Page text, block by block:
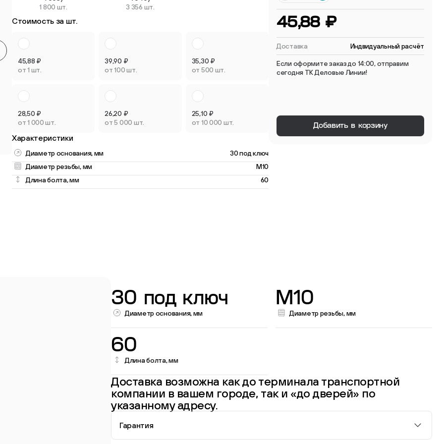
1 800 шт.
3 356 шт.
Стоимость за шт.
45,88 ₽
от 1 шт.
39,90 ₽
от 100 шт.
35,30 ₽
от 500 шт.
28,50 ₽
от 1 000 шт.
26,20 ₽
от 5 000 шт.
25,10 ₽
от 10 000 шт.
Характеристики
Диаметр основания, мм
30 под ключ
Диаметр резьбы, мм
M10
Длина болта, мм
60
45,88 ₽
Доставка Индвидуальный расчёт
Если оформите заказ до 14:00, отправим
сегодня ТК Деловые Линии!
Добавить в корзину
30 под ключ
Диаметр основания, мм
M10
Диаметр резьбы, мм
60
Длина болта, мм
Доставка возможна как до терминала транспортной
компании в вашем городе, так и «до дверей» по
указанному адресу.
Гарантия
Круглые мебельные опоры Квадратные мебельные опоры
Опоры колёсные
3 товара
Опоры пластиковые
регулируемые
3 товара
Перейти в каталог